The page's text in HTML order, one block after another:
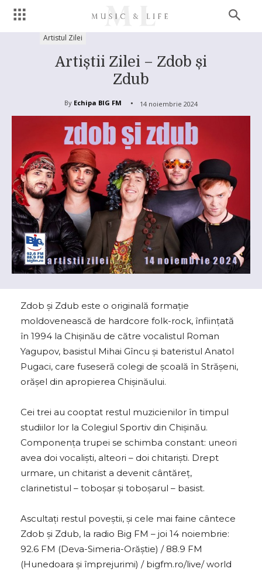
Artistul Zilei
Artiștii Zilei – Zdob și
Zdub
By Echipa BIG FM 14 noiembrie 2024
Zdob și Zdub este o originală formație
moldovenească de hardcore folk-rock, înființată
în 1994 la Chișinău de către vocalistul Roman
Yagupov, basistul Mihai Gîncu și bateristul Anatol
Pugaci, care fuseseră colegi de școală în Strășeni,
orășel din apropierea Chișinăului.
Cei trei au cooptat restul muzicienilor în timpul
studiilor lor la Colegiul Sportiv din Chișinău.
Componența trupei se schimba constant: uneori
avea doi vocaliști, alteori – doi chitariști. Drept
urmare, un chitarist a devenit cântăreț,
clarinetistul – toboșar și toboșarul – basist.
Ascultați restul poveștii, și cele mai faine cântece
Zdob și Zdub, la radio Big FM – joi 14 noiembrie:
92.6 FM (Deva-Simeria-Orăștie) / 88.9 FM
(Hunedoara și împrejurimi) / bigfm.ro/live/ world